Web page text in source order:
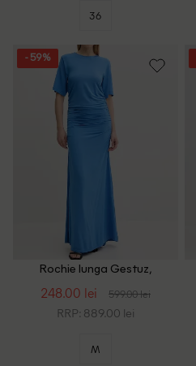
36
- 59%
Rochie lunga Gestuz,
248.00 lei 599.00 lei
RRP: 889.00 lei
M